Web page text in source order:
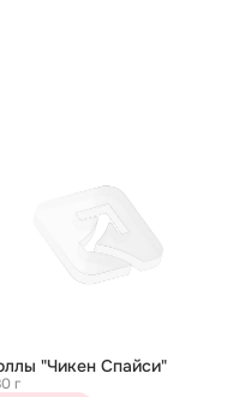
"Чикен Спайси"
г